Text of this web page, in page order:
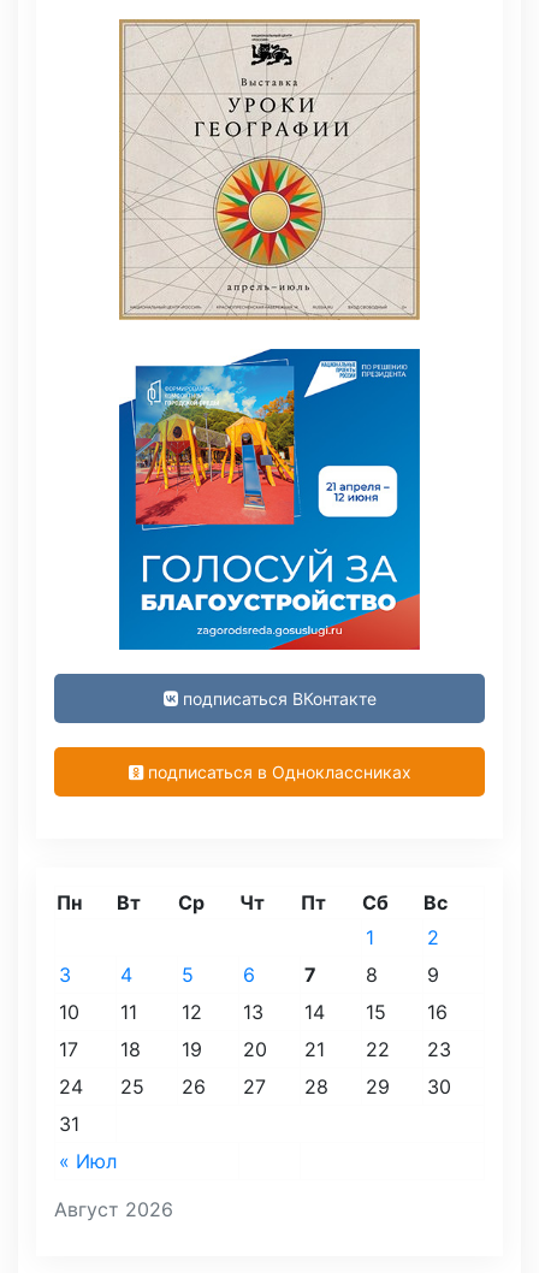
подписаться ВКонтакте
подписаться в Одноклассниках
Август 2026
Пн Вт Ср Чт Пт Сб Вс
« Июл
1
2
3
4 5 6 7 8
9
10
11 12 13 14 15
16
17
18 19 20 21 22
23
24
25 26 27 28 29
30
31